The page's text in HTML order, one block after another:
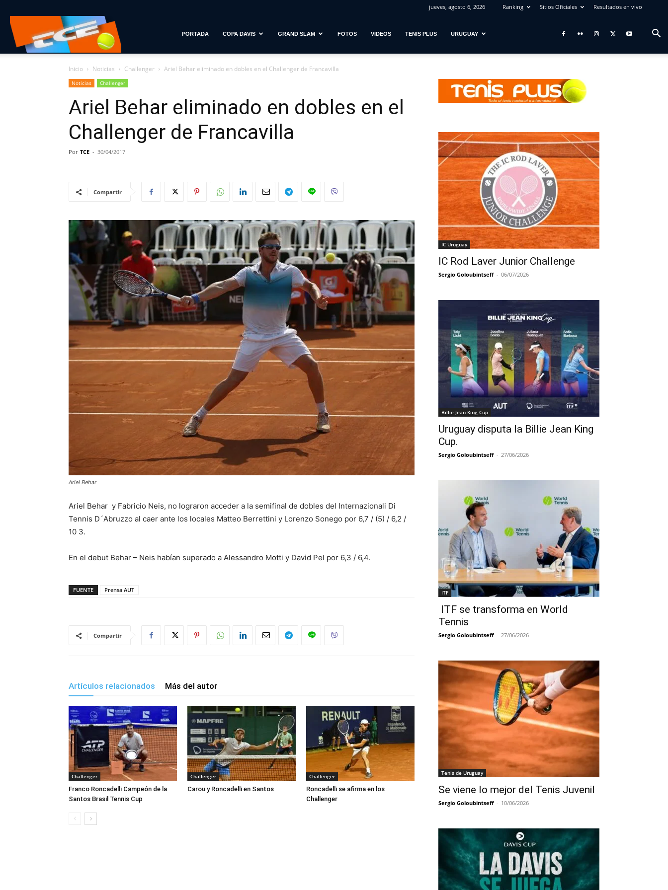
jueves, agosto 6, 2026 Ranking Sitios Oficiales Resultados en vivo
con
Estilo
PORTADA COPA DAVIS GRAND SLAM FOTOS VIDEOS TENIS PLUS URUGUAY
Inicio Noticias Challenger Ariel Behar eliminado en dobles en el Challenger de Francavilla
Noticias Challenger
Ariel Behar eliminado en dobles en el
Challenger de Francavilla
Por TCE - 30/04/2017
Compartir
Ariel Behar
Ariel Behar y Fabricio Neis, no lograron acceder a la semifinal de dobles del Internazionali Di
Tennis D´Abruzzo al caer ante los locales Matteo Berrettini y Lorenzo Sonego por 6,7 / (5) / 6,2 /
10 3.
En el debut Behar – Neis habían superado a Alessandro Motti y David Pel por 6,3 / 6,4.
FUENTE Prensa AUT
Compartir
Artículos relacionados Más del autor
Challenger
Franco Roncadelli Campeón de la
Santos Brasil Tennis Cup
Challenger
Carou y Roncadelli en Santos
Challenger
Roncadelli se afirma en los
Challenger
IC Uruguay
IC Rod Laver Junior Challenge
Sergio Goloubintseff - 06/07/2026
Billie Jean King Cup
Uruguay disputa la Billie Jean King
Cup.
Sergio Goloubintseff - 27/06/2026
ITF
ITF se transforma en World
Tennis
Sergio Goloubintseff - 27/06/2026
Tenis de Uruguay
Se viene lo mejor del Tenis Juvenil
Sergio Goloubintseff - 10/06/2026